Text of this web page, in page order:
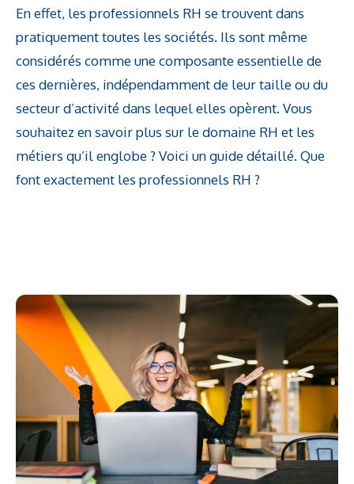
En effet, les professionnels RH se trouvent dans
pratiquement toutes les sociétés. Ils sont même
considérés comme une composante essentielle de
ces dernières, indépendamment de leur taille ou du
secteur d’activité dans lequel elles opèrent. Vous
souhaitez en savoir plus sur le domaine RH et les
métiers qu’il englobe ? Voici un guide détaillé. Que
font exactement les professionnels RH ?